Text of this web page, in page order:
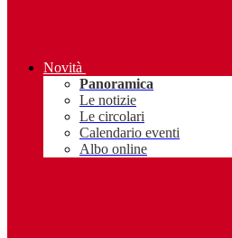
Novità
Panoramica
Le notizie
Le circolari
Calendario eventi
Albo online